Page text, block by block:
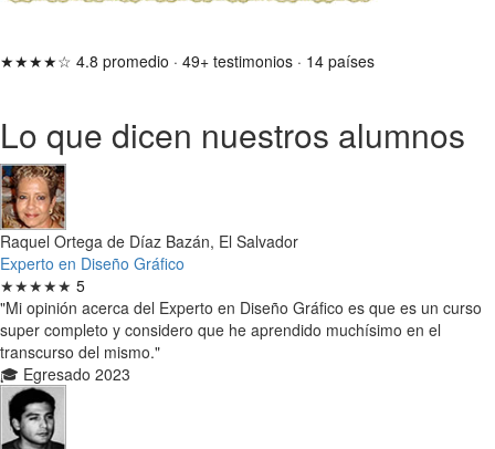
★★★★☆ 4.8 promedio · 49+ testimonios · 14 países
Lo que dicen nuestros alumnos
Raquel Ortega de Díaz Bazán, El Salvador
Experto en Diseño Gráfico
★★★★★ 5
"Mi opinión acerca del Experto en Diseño Gráfico es que es un curso
super completo y considero que he aprendido muchísimo en el
transcurso del mismo."
🎓 Egresado 2023